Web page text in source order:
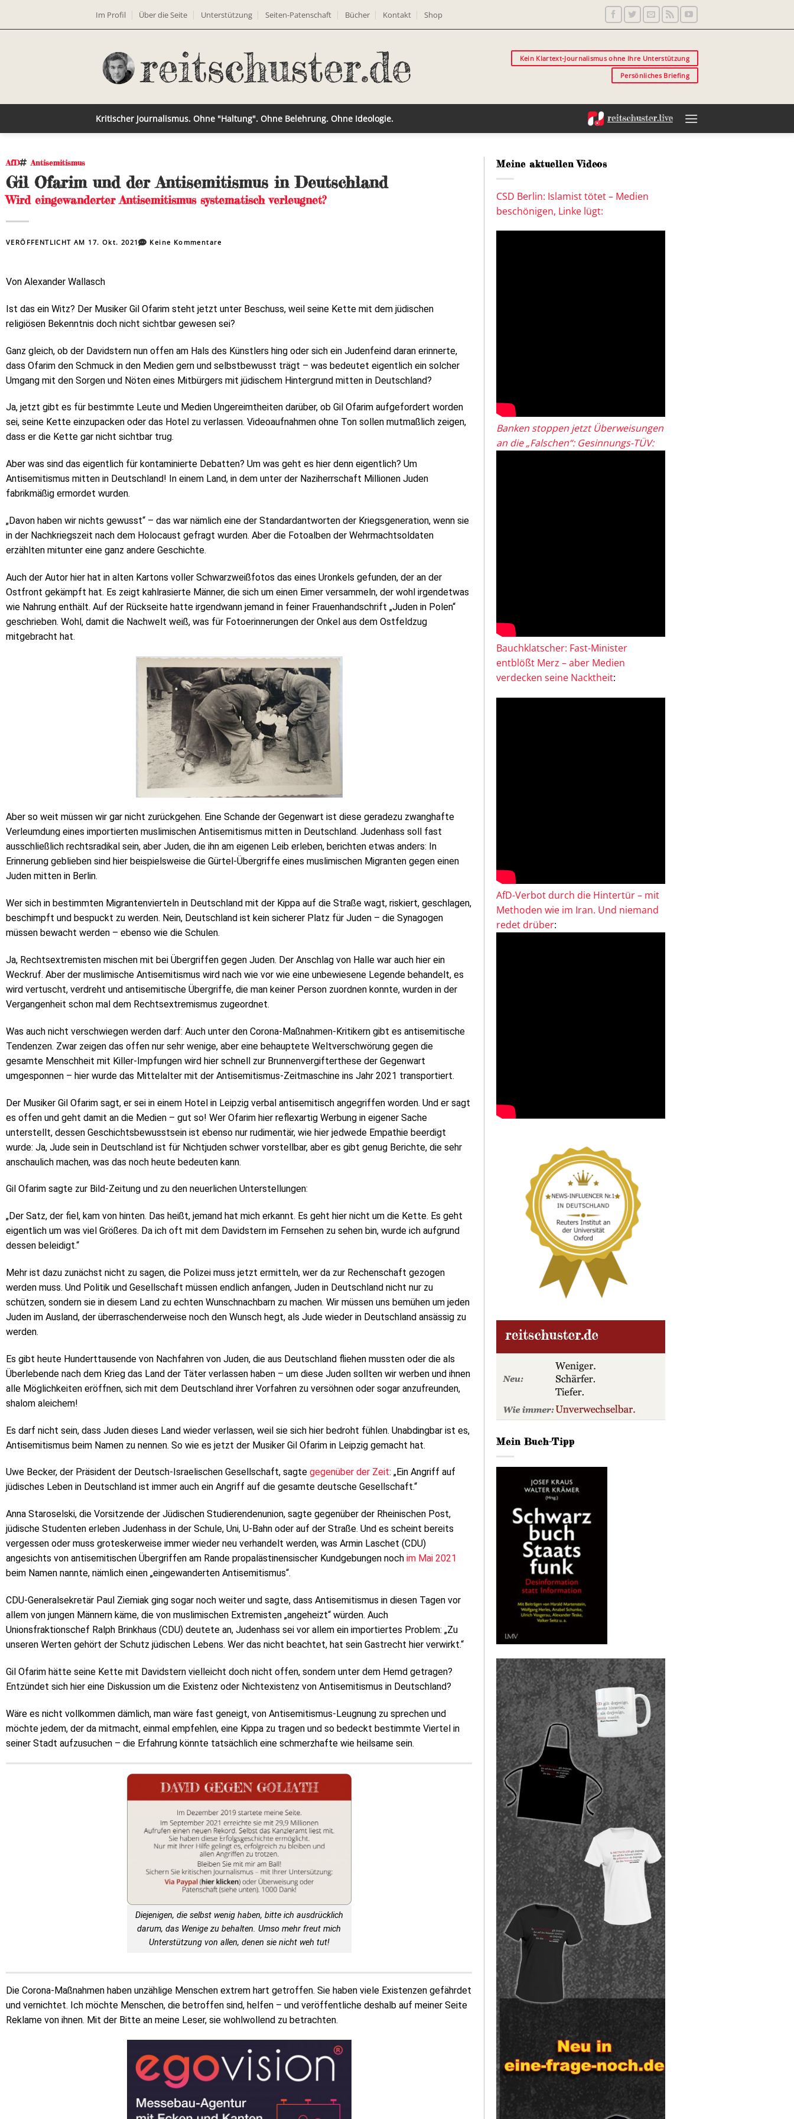
Im Profil Über die Seite Unterstützung Seiten-Patenschaft Bücher Kontakt Shop
Kein Klartext-Journalismus ohne Ihre Unterstützung
Persönliches Briefing
Kritischer Journalismus. Ohne "Haltung". Ohne Belehrung. Ohne Ideologie.
AfD Antisemitismus
Gil Ofarim und der Antisemitismus in Deutschland
Wird eingewanderter Antisemitismus systematisch verleugnet?
VERÖFFENTLICHT AM 17. Okt. 2021 Keine Kommentare
Von Alexander Wallasch
Ist das ein Witz? Der Musiker Gil Ofarim steht jetzt unter Beschuss, weil seine Kette mit dem jüdischen
religiösen Bekenntnis doch nicht sichtbar gewesen sei?
Ganz gleich, ob der Davidstern nun offen am Hals des Künstlers hing oder sich ein Judenfeind daran erinnerte,
dass Ofarim den Schmuck in den Medien gern und selbstbewusst trägt – was bedeutet eigentlich ein solcher
Umgang mit den Sorgen und Nöten eines Mitbürgers mit jüdischem Hintergrund mitten in Deutschland?
Ja, jetzt gibt es für bestimmte Leute und Medien Ungereimtheiten darüber, ob Gil Ofarim aufgefordert worden
sei, seine Kette einzupacken oder das Hotel zu verlassen. Videoaufnahmen ohne Ton sollen mutmaßlich zeigen,
dass er die Kette gar nicht sichtbar trug.
Aber was sind das eigentlich für kontaminierte Debatten? Um was geht es hier denn eigentlich? Um
Antisemitismus mitten in Deutschland! In einem Land, in dem unter der Naziherrschaft Millionen Juden
fabrikmäßig ermordet wurden.
„Davon haben wir nichts gewusst“ – das war nämlich eine der Standardantworten der Kriegsgeneration, wenn sie
in der Nachkriegszeit nach dem Holocaust gefragt wurden. Aber die Fotoalben der Wehrmachtsoldaten
erzählten mitunter eine ganz andere Geschichte.
Auch der Autor hier hat in alten Kartons voller Schwarzweißfotos das eines Uronkels gefunden, der an der
Ostfront gekämpft hat. Es zeigt kahlrasierte Männer, die sich um einen Eimer versammeln, der wohl irgendetwas
wie Nahrung enthält. Auf der Rückseite hatte irgendwann jemand in feiner Frauenhandschrift „Juden in Polen“
geschrieben. Wohl, damit die Nachwelt weiß, was für Fotoerinnerungen der Onkel aus dem Ostfeldzug
mitgebracht hat.
Aber so weit müssen wir gar nicht zurückgehen. Eine Schande der Gegenwart ist diese geradezu zwanghafte
Verleumdung eines importierten muslimischen Antisemitismus mitten in Deutschland. Judenhass soll fast
ausschließlich rechtsradikal sein, aber Juden, die ihn am eigenen Leib erleben, berichten etwas anders: In
Erinnerung geblieben sind hier beispielsweise die Gürtel-Übergriffe eines muslimischen Migranten gegen einen
Juden mitten in Berlin.
Wer sich in bestimmten Migrantenvierteln in Deutschland mit der Kippa auf die Straße wagt, riskiert, geschlagen,
beschimpft und bespuckt zu werden. Nein, Deutschland ist kein sicherer Platz für Juden – die Synagogen
müssen bewacht werden – ebenso wie die Schulen.
Ja, Rechtsextremisten mischen mit bei Übergriffen gegen Juden. Der Anschlag von Halle war auch hier ein
Weckruf. Aber der muslimische Antisemitismus wird nach wie vor wie eine unbewiesene Legende behandelt, es
wird vertuscht, verdreht und antisemitische Übergriffe, die man keiner Person zuordnen konnte, wurden in der
Vergangenheit schon mal dem Rechtsextremismus zugeordnet.
Was auch nicht verschwiegen werden darf: Auch unter den Corona-Maßnahmen-Kritikern gibt es antisemitische
Tendenzen. Zwar zeigen das offen nur sehr wenige, aber eine behauptete Weltverschwörung gegen die
gesamte Menschheit mit Killer-Impfungen wird hier schnell zur Brunnenvergifterthese der Gegenwart
umgesponnen – hier wurde das Mittelalter mit der Antisemitismus-Zeitmaschine ins Jahr 2021 transportiert.
Der Musiker Gil Ofarim sagt, er sei in einem Hotel in Leipzig verbal antisemitisch angegriffen worden. Und er sagt
es offen und geht damit an die Medien – gut so! Wer Ofarim hier reflexartig Werbung in eigener Sache
unterstellt, dessen Geschichtsbewusstsein ist ebenso nur rudimentär, wie hier jedwede Empathie beerdigt
wurde: Ja, Jude sein in Deutschland ist für Nichtjuden schwer vorstellbar, aber es gibt genug Berichte, die sehr
anschaulich machen, was das noch heute bedeuten kann.
Gil Ofarim sagte zur Bild-Zeitung und zu den neuerlichen Unterstellungen:
„Der Satz, der fiel, kam von hinten. Das heißt, jemand hat mich erkannt. Es geht hier nicht um die Kette. Es geht
eigentlich um was viel Größeres. Da ich oft mit dem Davidstern im Fernsehen zu sehen bin, wurde ich aufgrund
dessen beleidigt.“
Mehr ist dazu zunächst nicht zu sagen, die Polizei muss jetzt ermitteln, wer da zur Rechenschaft gezogen
werden muss. Und Politik und Gesellschaft müssen endlich anfangen, Juden in Deutschland nicht nur zu
schützen, sondern sie in diesem Land zu echten Wunschnachbarn zu machen. Wir müssen uns bemühen um jeden
Juden im Ausland, der überraschenderweise noch den Wunsch hegt, als Jude wieder in Deutschland ansässig zu
werden.
Es gibt heute Hunderttausende von Nachfahren von Juden, die aus Deutschland fliehen mussten oder die als
Überlebende nach dem Krieg das Land der Täter verlassen haben – um diese Juden sollten wir werben und ihnen
alle Möglichkeiten eröffnen, sich mit dem Deutschland ihrer Vorfahren zu versöhnen oder sogar anzufreunden,
shalom aleichem!
Es darf nicht sein, dass Juden dieses Land wieder verlassen, weil sie sich hier bedroht fühlen. Unabdingbar ist es,
Antisemitismus beim Namen zu nennen. So wie es jetzt der Musiker Gil Ofarim in Leipzig gemacht hat.
Uwe Becker, der Präsident der Deutsch-Israelischen Gesellschaft, sagte gegenüber der Zeit: „Ein Angriff auf
jüdisches Leben in Deutschland ist immer auch ein Angriff auf die gesamte deutsche Gesellschaft.“
Anna Staroselski, die Vorsitzende der Jüdischen Studierendenunion, sagte gegenüber der Rheinischen Post,
jüdische Studenten erleben Judenhass in der Schule, Uni, U-Bahn oder auf der Straße. Und es scheint bereits
vergessen oder muss groteskerweise immer wieder neu verhandelt werden, was Armin Laschet (CDU)
angesichts von antisemitischen Übergriffen am Rande propalästinensischer Kundgebungen noch im Mai 2021
beim Namen nannte, nämlich einen „eingewanderten Antisemitismus“.
CDU-Generalsekretär Paul Ziemiak ging sogar noch weiter und sagte, dass Antisemitismus in diesen Tagen vor
allem von jungen Männern käme, die von muslimischen Extremisten „angeheizt“ würden. Auch
Unionsfraktionschef Ralph Brinkhaus (CDU) deutete an, Judenhass sei vor allem ein importiertes Problem: „Zu
unseren Werten gehört der Schutz jüdischen Lebens. Wer das nicht beachtet, hat sein Gastrecht hier verwirkt.“
Gil Ofarim hätte seine Kette mit Davidstern vielleicht doch nicht offen, sondern unter dem Hemd getragen?
Entzündet sich hier eine Diskussion um die Existenz oder Nichtexistenz von Antisemitismus in Deutschland?
Wäre es nicht vollkommen dämlich, man wäre fast geneigt, von Antisemitismus-Leugnung zu sprechen und
möchte jedem, der da mitmacht, einmal empfehlen, eine Kippa zu tragen und so bedeckt bestimmte Viertel in
seiner Stadt aufzusuchen – die Erfahrung könnte tatsächlich eine schmerzhafte wie heilsame sein.
Diejenigen, die selbst wenig haben, bitte ich ausdrücklich
darum, das Wenige zu behalten. Umso mehr freut mich
Unterstützung von allen, denen sie nicht weh tut!
Die Corona-Maßnahmen haben unzählige Menschen extrem hart getroffen. Sie haben viele Existenzen gefährdet
und vernichtet. Ich möchte Menschen, die betroffen sind, helfen – und veröffentliche deshalb auf meiner Seite
Reklame von ihnen. Mit der Bitte an meine Leser, sie wohlwollend zu betrachten.
Meine aktuellen Videos
CSD Berlin: Islamist tötet – Medien
beschönigen, Linke lügt:
Banken stoppen jetzt Überweisungen
an die „Falschen“: Gesinnungs-TÜV:
Bauchklatscher: Fast-Minister
entblößt Merz – aber Medien
verdecken seine Nacktheit:
AfD-Verbot durch die Hintertür – mit
Methoden wie im Iran. Und niemand
redet drüber:
Mein Buch-Tipp